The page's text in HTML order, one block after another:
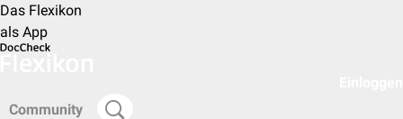
Das Flexikon
als App
Community